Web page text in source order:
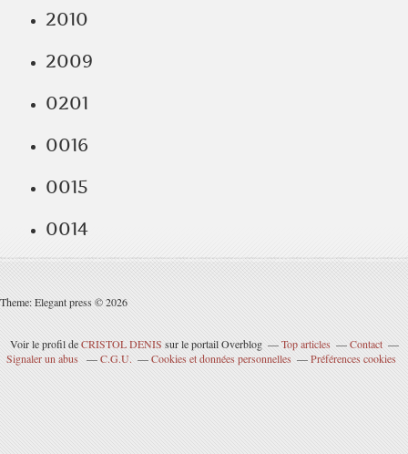
2010
2009
0201
0016
0015
0014
Theme: Elegant press © 2026
Voir le profil deCRISTOL DENIS sur le portail Overblog Top articles
Contact
Signaler un abus
C.G.U. Cookies et données personnelles Préférences cookies